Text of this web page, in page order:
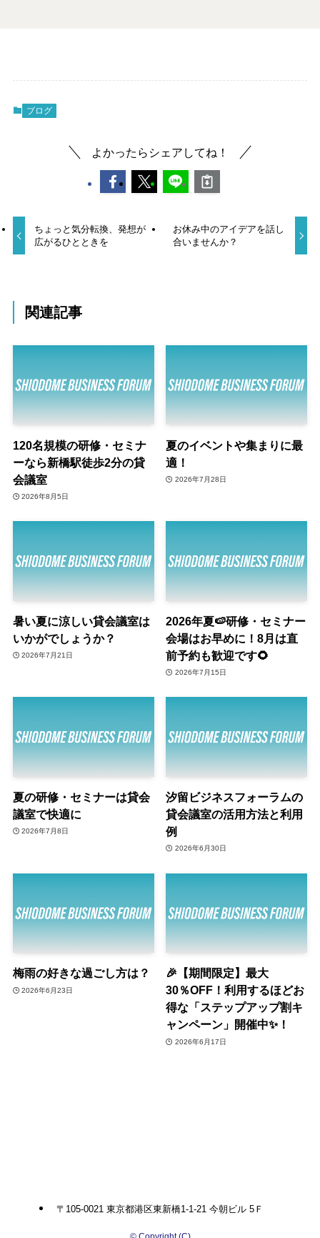
ブログ
よかったらシェアしてね！
ちょっと気分転換、発想が
広がるひとときを
お休み中のアイデアを話し
合いませんか？
関連記事
120名規模の研修・セミナ
ーなら新橋駅徒歩2分の貸
会議室
2026年8月5日
夏のイベントや集まりに最
適！
2026年7月28日
暑い夏に涼しい貸会議室は
いかがでしょうか？
2026年7月21日
2026年夏🍉研修・セミナー
会場はお早めに！8月は直
前予約も歓迎です🌻
2026年7月15日
夏の研修・セミナーは貸会
議室で快適に
2026年7月8日
汐留ビジネスフォーラムの
貸会議室の活用方法と利用
例
2026年6月30日
梅雨の好きな過ごし方は？
2026年6月23日
🎉【期間限定】最大
30％OFF！利用するほどお
得な「ステップアップ割キ
ャンペーン」開催中✨！
2026年6月17日
〒105-0021 東京都港区東新橋1-1-21 今朝ビル 5Ｆ